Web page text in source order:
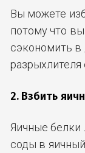
Вы можете
потому что
сэкономить в
разрыхлителя
2. Взбить
Яичные белки
соды в